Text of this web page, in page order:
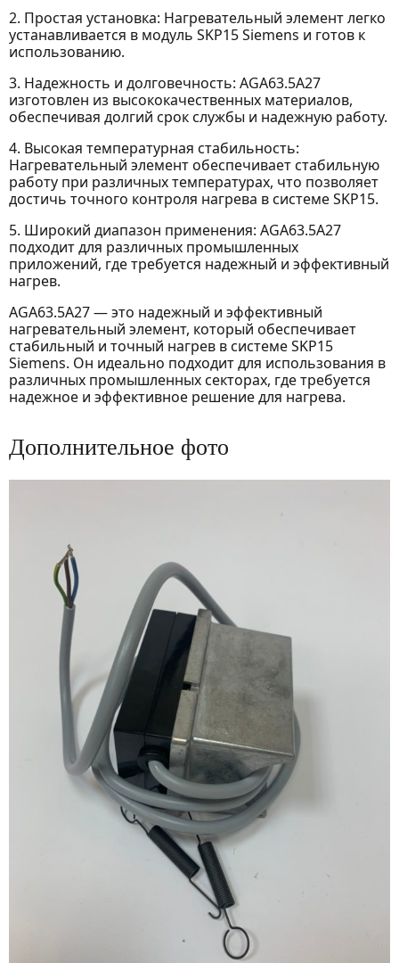
2. Простая установка: Нагревательный элемент легко
устанавливается в модуль SKP15 Siemens и готов к
использованию.
3. Надежность и долговечность: AGA63.5A27
изготовлен из высококачественных материалов,
обеспечивая долгий срок службы и надежную работу.
4. Высокая температурная стабильность:
Нагревательный элемент обеспечивает стабильную
работу при различных температурах, что позволяет
достичь точного контроля нагрева в системе SKP15.
5. Широкий диапазон применения: AGA63.5A27
подходит для различных промышленных
приложений, где требуется надежный и эффективный
нагрев.
AGA63.5A27 — это надежный и эффективный
нагревательный элемент, который обеспечивает
стабильный и точный нагрев в системе SKP15
Siemens. Он идеально подходит для использования в
различных промышленных секторах, где требуется
надежное и эффективное решение для нагрева.
Дополнительное фото